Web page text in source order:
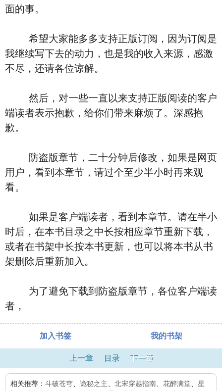
面的事。
希望大家能多多支持正版订阅，因为订阅是
我继续写下去的动力，也是我的收入来源，感激
不尽，还请各位谅解。
然后，对一些一直以来支持正版阅读的客户
端读者表示抱歉，给你们带来麻烦了。深感抱
歉。
防盗版章节，二十分钟后修改，如果是网页
用户，看到本章节，请过个至少半小时再来观
看。
如果是客户端读者，看到本章节。请在半小
时后，在本书目录之中长按相应章节重新下载，
或者在书架中长按本书更新，也可以将本书从书
架删除后重新加入。
为了避免下载到防盗版章节，各位客户端读
者，
加入书签 我的书架
上一章 目录 下一章
相关推荐： 斗破苍穹 诡秘之主 北宋穿越指南 花醉满堂
星